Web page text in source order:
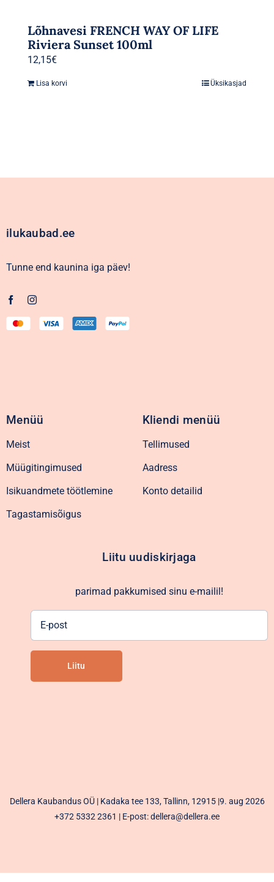
Lõhnavesi FRENCH WAY OF LIFE
Riviera Sunset 100ml
12,15€
Lisa korvi Üksikasjad
ilukaubad.ee
Tunne end kaunina iga päev!
Menüü
Meist
Müügitingimused
Isikuandmete töötlemine
Tagastamisõigus
Kliendi menüü
Tellimused
Aadress
Konto detailid
Liitu uudiskirjaga
parimad pakkumised sinu e-mailil!
Liitu
Dellera Kaubandus OÜ | Kadaka tee 133, Tallinn, 12915 |9. aug 2026
+372 5332 2361 | E-post: dellera@dellera.ee